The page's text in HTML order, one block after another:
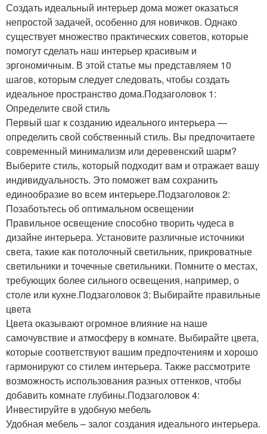
Создать идеальный интерьер дома может оказаться
непростой задачей, особенно для новичков. Однако
существует множество практических советов, которые
помогут сделать наш интерьер красивым и
эргономичным. В этой статье мы представляем 10
шагов, которым следует следовать, чтобы создать
идеальное пространство дома.Подзаголовок 1:
Определите свой стиль
Первый шаг к созданию идеального интерьера —
определить свой собственный стиль. Вы предпочитаете
современный минимализм или деревенский шарм?
Выберите стиль, который подходит вам и отражает вашу
индивидуальность. Это поможет вам сохранить
единообразие во всем интерьере.Подзаголовок 2:
Позаботьтесь об оптимальном освещении
Правильное освещение способно творить чудеса в
дизайне интерьера. Установите различные источники
света, такие как потолочный светильник, прикроватные
светильники и точечные светильники. Помните о местах,
требующих более сильного освещения, например, о
столе или кухне.Подзаголовок 3: Выбирайте правильные
цвета
Цвета оказывают огромное влияние на наше
самочувствие и атмосферу в комнате. Выбирайте цвета,
которые соответствуют вашим предпочтениям и хорошо
гармонируют со стилем интерьера. Также рассмотрите
возможность использования разных оттенков, чтобы
добавить комнате глубины.Подзаголовок 4:
Инвестируйте в удобную мебель
Удобная мебель – залог создания идеального интерьера.